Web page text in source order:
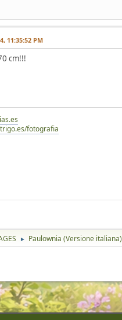
11:35:52 PM
cm!!!
fotografia
► Paulownia (Versione italiana)